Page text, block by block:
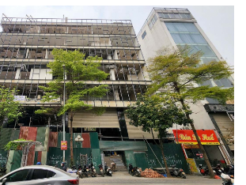
Ô tô - Xe máy
Ô tô
Xe máy
Tư vấn